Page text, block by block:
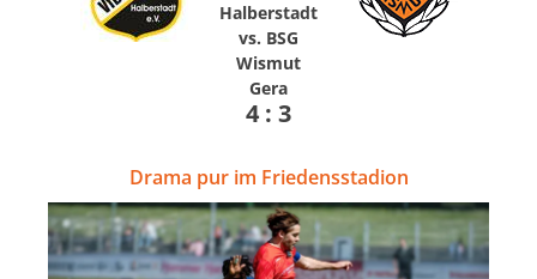
Halberstadt
vs. BSG
Wismut
Gera
4 : 3
Drama pur im Friedensstadion